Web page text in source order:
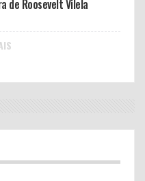
de Roosevelt Vilela